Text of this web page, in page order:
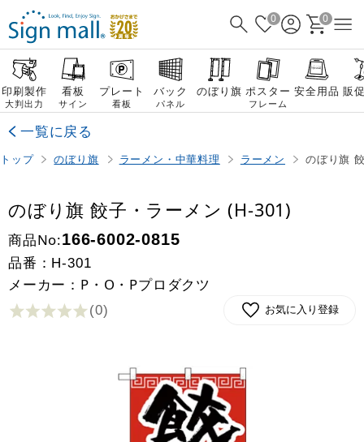
0 0
印刷製作
大判出力
看板
サイン
プレート
看板
バック
パネル
のぼり旗 ポスター
フレーム
安全用品 販
一覧に戻る
トップ のぼり旗 ラーメン・中華料理 ラーメン のぼり旗
のぼり旗 餃子・ラーメン (H-301)
商品No:166-6002-0815
品番： H-301
メーカー：P・O・Pプロダクツ
(0) お気に入り登録